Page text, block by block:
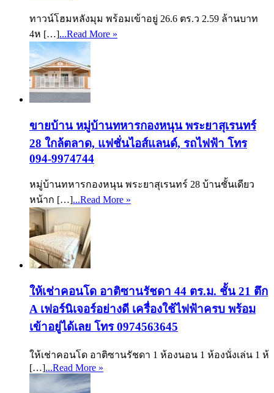
ทาวน์โฮมหลังมุม พร้อมเข้าอยู่ 26.6 ตร.ว 2.59 ล้านบาท
4ห […]...Read More »
ขายบ้าน หมู่บ้านทหารกองหนุน พระยาสุเรนทร์
28 ใกล้ตลาด, แฟชั่นไอส์แลนด์, รถไฟฟ้า โทร
094-9974744
หมู่บ้านทหารกองหนุน พระยาสุเรนทร์ 28 บ้านชั้นเดียว
หน้าก […]...Read More »
ให้เช่าคอนโด อาติซานรัชดา 44 ตร.ม. ชั้น 21 ตึก
A เฟอร์นิเจอร์อย่างดี เครื่องใช้ไฟฟ้าครบ พร้อม
เข้าอยู่ได้เลย โทร 0974563645
ให้เช่าคอนโด อาติซานรัชดา 1 ห้องนอน 1 ห้องนั่งเล่น 1 ห้
[…]...Read More »